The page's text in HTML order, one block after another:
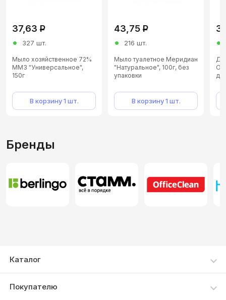
37,63 Р
327 шт.
Мыло хозяйственное 72%
ММЗ "Универсальное",
150г
В корзину 1 шт.
43,75 Р
216 шт.
Мыло туалетное Меридиан
"Натуральное", 100г, без
упаковки
В корзину 1 шт.
Бренды
Каталог
Каталог товаров
Покупателю